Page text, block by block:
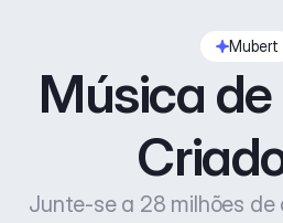
Mubert
Música
Junte-se a 28 milhões